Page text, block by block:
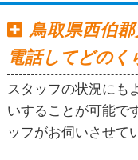
鳥取県西伯
電話してどのく
スタッフの状況にも
いすることが可能で
ッフがお伺いさせて